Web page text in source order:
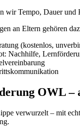
wir Tempo, Dauer
an Eltern gehören
(kostenlos,
Nachhilfe,
OWL –
verwurzelt – mit